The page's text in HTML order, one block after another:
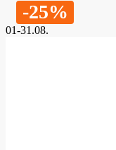
-25%
01-31.08.